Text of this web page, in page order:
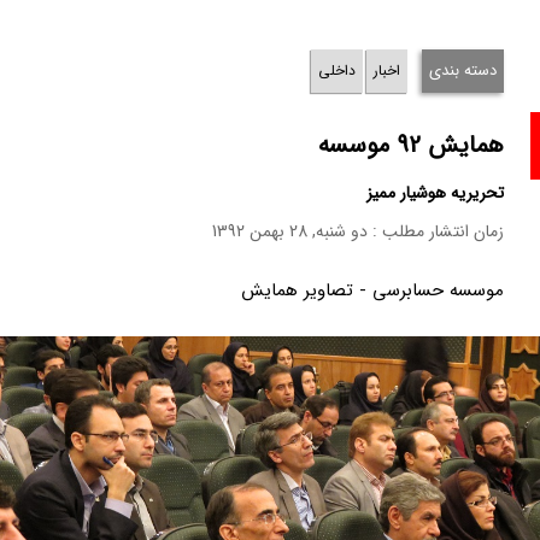
دسته بندی اخبار داخلی
همایش 92 موسسه
تحریریه هوشیار ممیز
زمان انتشار مطلب : دو شنبه, 28 بهمن 1392
موسسه حسابرسی - تصاویر همایش